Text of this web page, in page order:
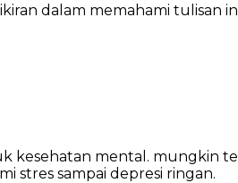
dalam memahami tulisan
kesehatan mental. mungkin
stres sampai depresi ringan.